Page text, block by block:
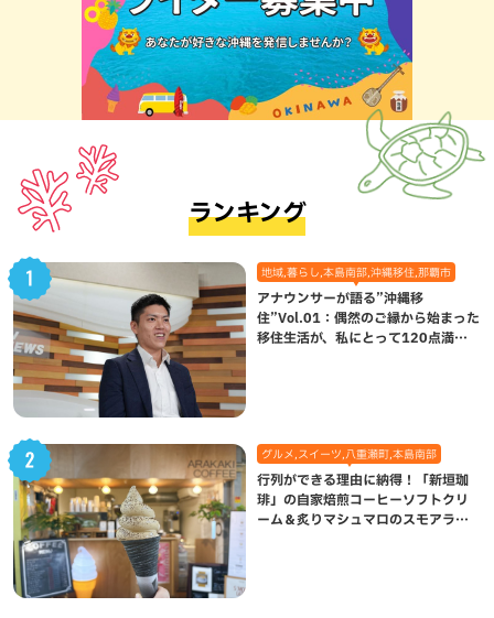
ランキング
地域,暮らし,本島南部,沖縄移住,那覇市
アナウンサーが語る”沖縄移
住”Vol.01：偶然のご縁から始まった
移住生活が、私にとって120点満点
グルメ,スイーツ,八重瀬町,本島南部
行列ができる理由に納得！「新垣珈
琲」の自家焙煎コーヒーソフトクリ
ーム＆炙りマシュマロのスモアラテ